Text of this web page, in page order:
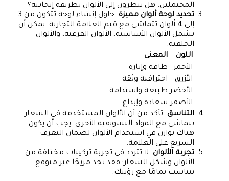
المحتملين. هل ينظرون إلى الألوان بطريقة إيجابية؟
تحديد لوحة ألوان مميزة
: حاول إنشاء لوحة تتكون من 3
إلى 4 ألوان تتماشى مع قيم العلامة التجارية. يمكن أن
تشمل الألوان الأساسية، الألوان الفرعية، والألوان
الخلفية.
اللون
المعنى
الأحمر
طاقة وإثارة
الأزرق
احترافية وثقة
الأخضر طبيعة واستدامة
الأصفر سعادة وإبداع
التناسق: تأكد من أن الألوان المستخدمة في الشعار
تتماشى مع المواد التسويقية الأخرى. يجب أن يكون
هناك توازن في استخدام الألوان لضمان التعرف
السريع على العلامة.
تجربة الألوان: لا تتردد في تجربة تركيبات مختلفة من
الألوان وشكل الشعار؛ فقد تجد مزيجًا غير متوقع
يتناسب تمامًا مع رؤيتك.